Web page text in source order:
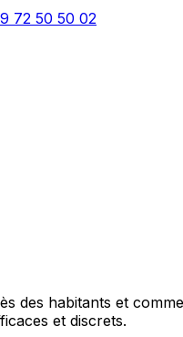
72 50 50 02
des habitants et
et discrets.